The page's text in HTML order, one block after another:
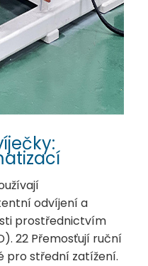
odvíjení a
prostřednictvím
22 Přemosťují ruční
pro střední zatížení.